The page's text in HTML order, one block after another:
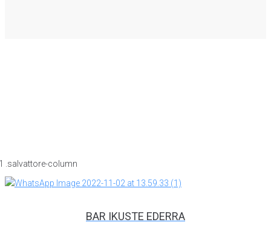
BAR IKUSTE EDERRA